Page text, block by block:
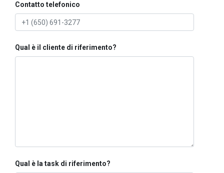
Contatto telefonico
Qual è il cliente di riferimento?
Qual è la task di riferimento?